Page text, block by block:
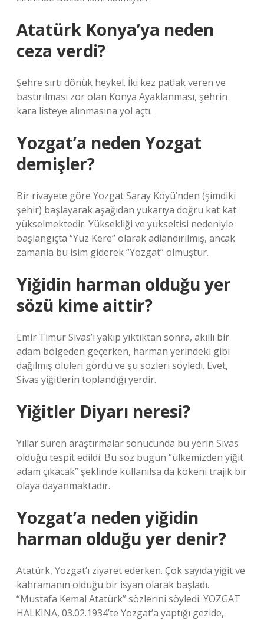
Atatürk Konya’ya neden
ceza verdi?
Şehre sırtı dönük heykel. İki kez patlak veren ve
bastırılması zor olan Konya Ayaklanması, şehrin
kara listeye alınmasına yol açtı.
Yozgat’a neden Yozgat
demişler?
Bir rivayete göre Yozgat Saray Köyü’nden (şimdiki
şehir) başlayarak aşağıdan yukarıya doğru kat kat
yükselmektedir. Yüksekliği ve yükseltisi nedeniyle
başlangıçta “Yüz Kere” olarak adlandırılmış, ancak
zamanla bu isim giderek “Yozgat” olmuştur.
Yiğidin harman olduğu yer
sözü kime aittir?
Emir Timur Sivas’ı yakıp yıktıktan sonra, akıllı bir
adam bölgeden geçerken, harman yerindeki gibi
dağılmış ölüleri gördü ve şu sözleri söyledi. Evet,
Sivas yiğitlerin toplandığı yerdir.
Yiğitler Diyarı neresi?
Yıllar süren araştırmalar sonucunda bu yerin Sivas
olduğu tespit edildi. Bu söz bugün “ülkemizden yiğit
adam çıkacak” şeklinde kullanılsa da kökeni trajik bir
olaya dayanmaktadır.
Yozgat’a neden yiğidin
harman olduğu yer denir?
Atatürk, Yozgat’ı ziyaret ederken. Çok sayıda yiğit ve
kahramanın olduğu bir isyan olarak başladı.
“Mustafa Kemal Atatürk” sözlerini söyledi. YOZGAT
HALKINA, 03.02.1934’te Yozgat’a yaptığı gezide,